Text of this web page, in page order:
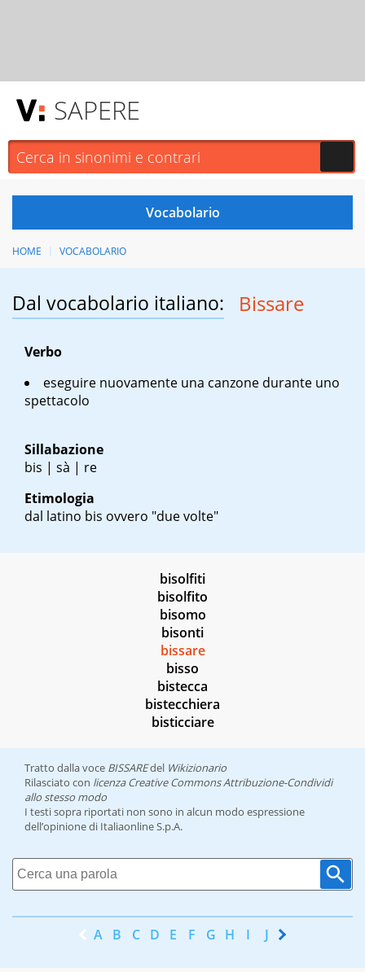
SAPERE
HOME VOCABOLARIO
Dal vocabolario italiano: Bissare
Verbo
eseguire nuovamente una canzone durante uno
spettacolo
Sillabazione
bis | sà | re
Etimologia
dal latino bis ovvero "due volte"
bisolfiti
bisolfito
bisomo
bisonti
bissare
bisso
bistecca
bistecchiera
bisticciare
Tratto dalla voce BISSAREdel Wikizionario
Rilasciato con licenza Creative Commons Attribuzione-Condividi
allo stesso modo
I testi sopra riportati non sono in alcun modo espressione
dell’opinione di Italiaonline S.p.A.
A B C D E F G H I J K